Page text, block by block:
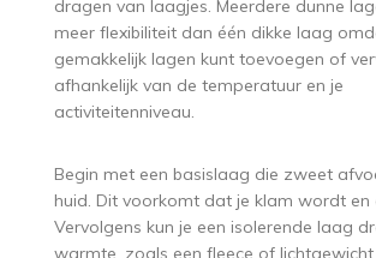
dragen van laagjes. Meerdere dunne
meer flexibiliteit dan één dikke laag
gemakkelijk lagen kunt toevoegen of
afhankelijk van de temperatuur en je
activiteitenniveau.
Begin met een basislaag die zweet
huid. Dit voorkomt dat je klam wordt en
Vervolgens kun je een isolerende laag
warmte, zoals een fleece of lichtgewicht